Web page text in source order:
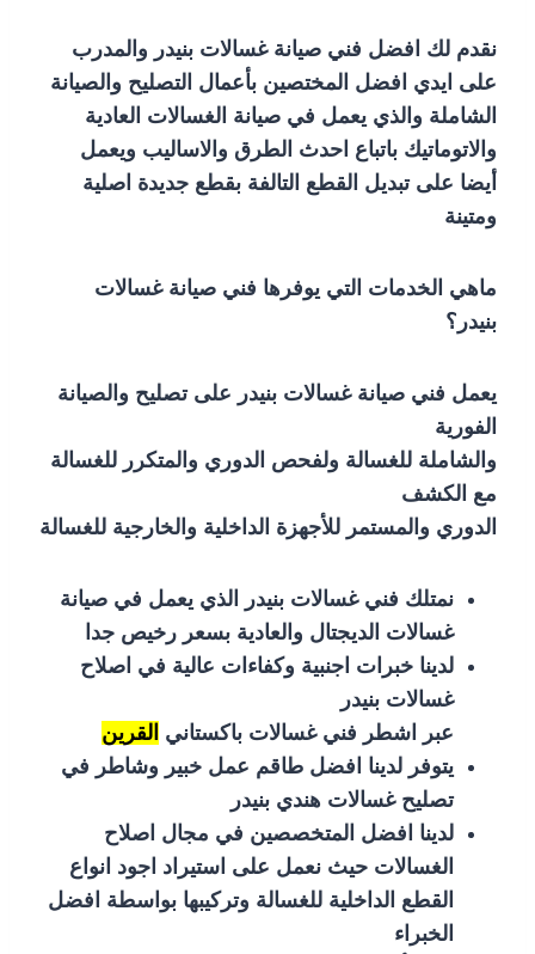
نقدم لك افضل فني صيانة غسالات بنيدر والمدرب
على ايدي افضل المختصين بأعمال التصليح والصيانة
الشاملة والذي يعمل في صيانة الغسالات العادية
والاتوماتيك باتباع احدث الطرق والاساليب ويعمل
أيضا على تبديل القطع التالفة بقطع جديدة اصلية
ومتينة
ماهي الخدمات التي يوفرها فني صيانة غسالات
بنيدر؟
يعمل فني صيانة غسالات بنيدر على تصليح والصيانة
الفورية
والشاملة للغسالة ولفحص الدوري والمتكرر للغسالة
مع الكشف
الدوري والمستمر للأجهزة الداخلية والخارجية للغسالة
نمتلك فني غسالات بنيدر الذي يعمل في صيانة
غسالات الديجتال والعادية بسعر رخيص جدا
لدينا خبرات اجنبية وكفاءات عالية في اصلاح
غسالات بنيدر
عبر اشطر فني غسالات باكستاني القرين
يتوفر لدينا افضل طاقم عمل خبير وشاطر في
تصليح غسالات هندي بنيدر
لدينا افضل المتخصصين في مجال اصلاح
الغسالات حيث نعمل على استيراد اجود انواع
القطع الداخلية للغسالة وتركيبها بواسطة افضل
الخبراء